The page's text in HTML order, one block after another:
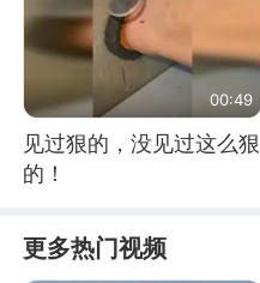
00:49
见过狠的，没见过这么狠
的！
更多热门视频